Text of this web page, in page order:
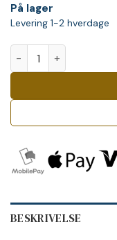
På lager
Levering 1-2 hverdage
BESKRIVELSE